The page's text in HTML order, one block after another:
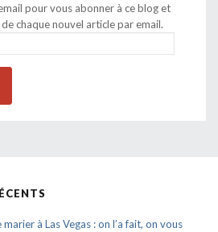
pour vous abonner à ce blog et
chaque nouvel article par email.
marier à Las Vegas : on l’a fait, on vous